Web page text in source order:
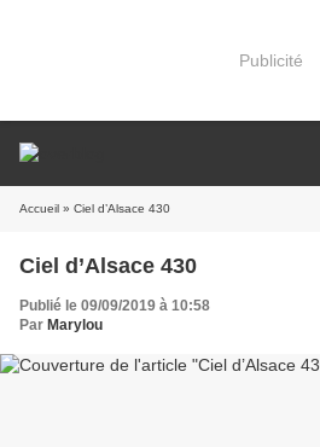
Publicité
Accueil » Ciel d’Alsace 430
Ciel d’Alsace 430
Publié le 09/09/2019 à 10:58
Par Marylou